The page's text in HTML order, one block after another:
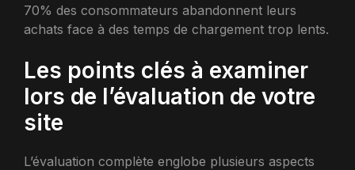
70% des consommateurs abandonnent leurs
achats face à des temps de chargement trop lents.
Les points clés à examiner
lors de l’évaluation de votre
site
L’évaluation complète englobe plusieurs aspects